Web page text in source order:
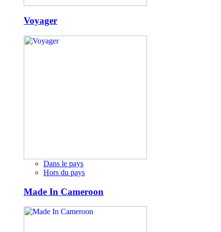
Voyager
Dans le pays
Hors du pays
Made In Cameroon